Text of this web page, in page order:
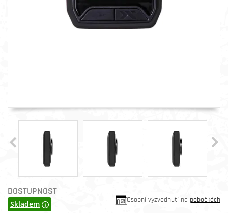
DOSTUPNOST
Skladem Osobní vyzvednutí na pobočkách